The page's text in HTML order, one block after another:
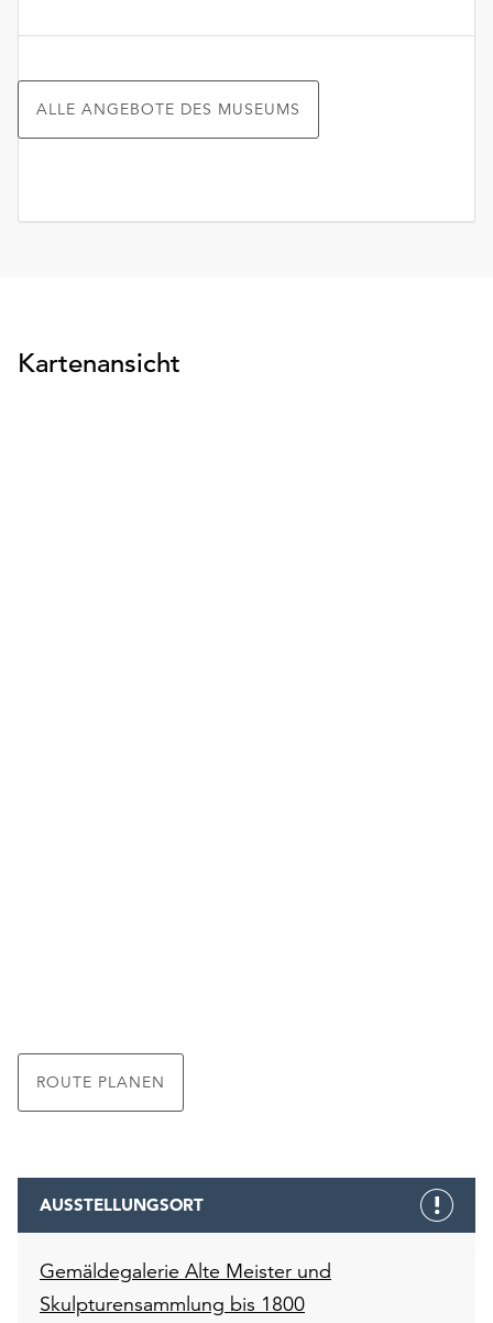
ALLE ANGEBOTE DES MUSEUMS
Kartenansicht
ROUTE PLANEN
AUSSTELLUNGSORT
Gemäldegalerie Alte Meister und
Skulpturensammlung bis 1800